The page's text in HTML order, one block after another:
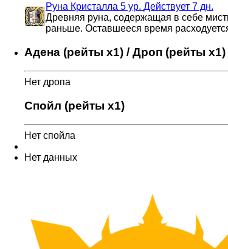
Руна Кристалла 5 ур. Действует 7 дн.
Древняя руна, содержащая в себе
раньше. Оставшееся время
Адена (рейты x1) / Дроп (рейты x1)
Нет дропа
Спойл (рейты x1)
Нет спойла
Нет данных